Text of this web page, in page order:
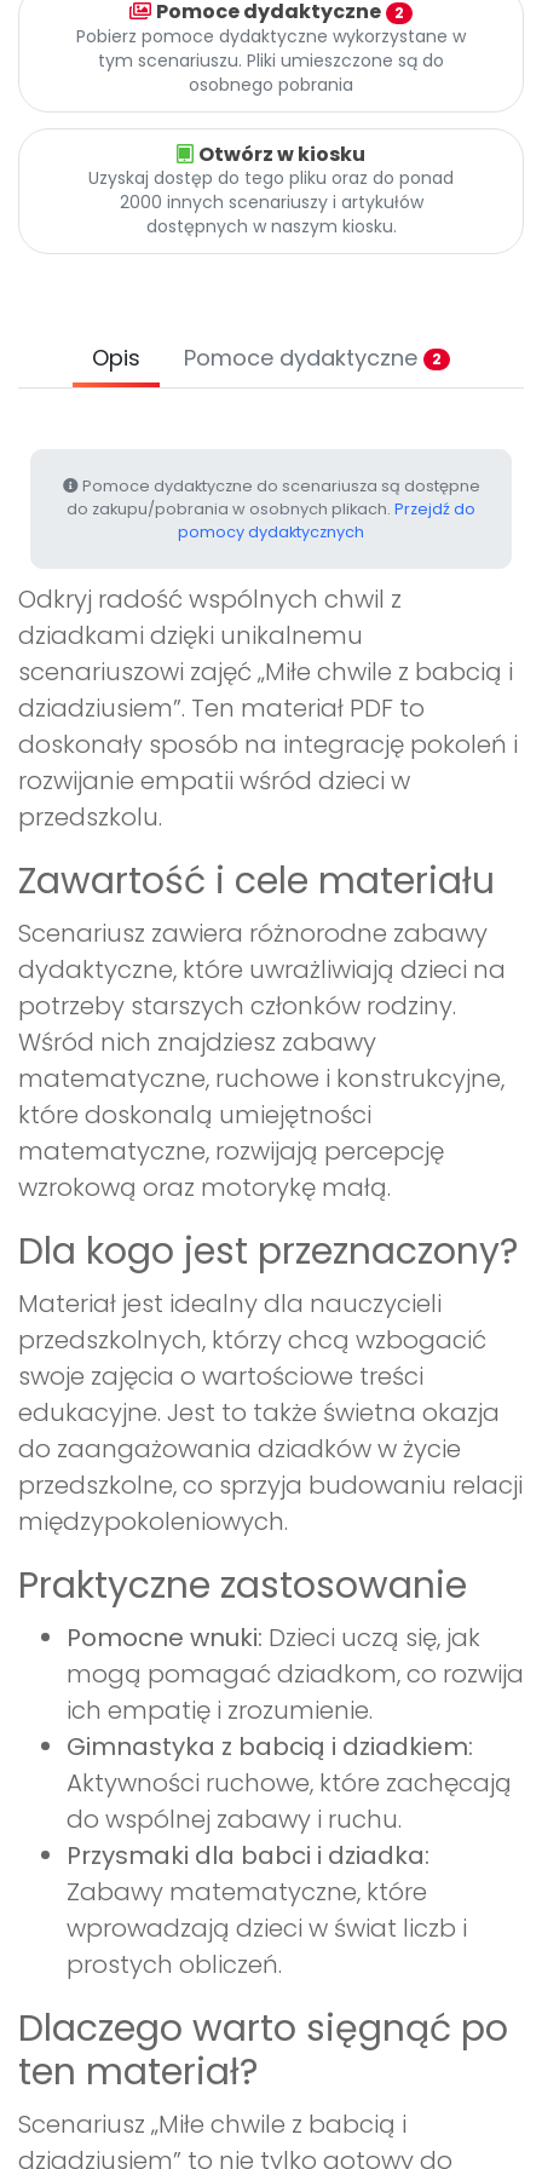
Pomoc
PromocjePomoce dydaktyczne 2
Pobierz pomoce dydaktyczne wykorzystane w
tym scenariuszu. Pliki umieszczone są do
osobnego pobrania
Otwórz w kiosku
Uzyskaj dostęp do tego pliku oraz do ponad
2000 innych scenariuszy i artykułów
dostępnych w naszym kiosku.
Opis Pomoce dydaktyczne 2
Pomoce dydaktyczne do scenariusza są dostępne
do zakupu/pobrania w osobnych plikach. Przejdź do
pomocy dydaktycznych
Odkryj radość wspólnych chwil z
dziadkami dzięki unikalnemu
scenariuszowi zajęć „Miłe chwile z babcią i
dziadziusiem”. Ten materiał PDF to
doskonały sposób na integrację pokoleń i
rozwijanie empatii wśród dzieci w
przedszkolu.
Zawartość i cele materiału
Scenariusz zawiera różnorodne zabawy
dydaktyczne, które uwrażliwiają dzieci na
potrzeby starszych członków rodziny.
Wśród nich znajdziesz zabawy
matematyczne, ruchowe i konstrukcyjne,
które doskonalą umiejętności
matematyczne, rozwijają percepcję
wzrokową oraz motorykę małą.
Dla kogo jest przeznaczony?
Materiał jest idealny dla nauczycieli
przedszkolnych, którzy chcą wzbogacić
swoje zajęcia o wartościowe treści
edukacyjne. Jest to także świetna okazja
do zaangażowania dziadków w życie
przedszkolne, co sprzyja budowaniu relacji
międzypokoleniowych.
Praktyczne zastosowanie
Pomocne wnuki: Dzieci uczą się, jak
mogą pomagać dziadkom, co rozwija
ich empatię i zrozumienie.
Gimnastyka z babcią i dziadkiem:
Aktywności ruchowe, które zachęcają
do wspólnej zabawy i ruchu.
Przysmaki dla babci i dziadka:
Zabawy matematyczne, które
wprowadzają dzieci w świat liczb i
prostych obliczeń.
Dlaczego warto sięgnąć po
ten materiał?
Scenariusz „Miłe chwile z babcią i
dziadziusiem” to nie tylko gotowy do